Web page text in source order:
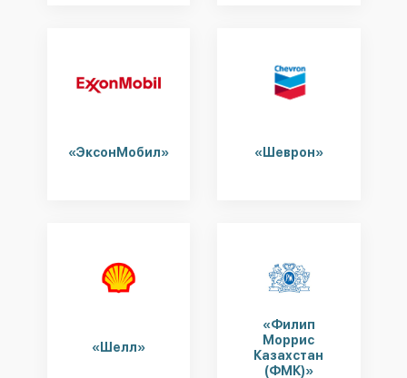
«ЭксонМобил» «Шеврон»
«Шелл»
«Филип
Моррис
Казахстан
(ФМК)»